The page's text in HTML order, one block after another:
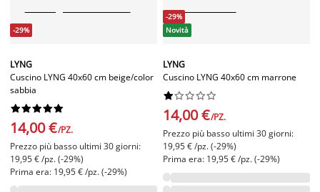
-29%
LYNG
Cuscino LYNG 40x60 cm beige/color
sabbia






14,00 €/PZ.
Prezzo più basso ultimi 30 giorni:
19,95 € /pz. (-29%)
Prima era: 19,95 € /pz. (-29%)
-29%
Novità
LYNG
Cuscino LYNG 40x60 cm marrone






14,00 €/PZ.
Prezzo più basso ultimi 30 giorni:
19,95 € /pz. (-29%)
Prima era: 19,95 € /pz. (-29%)